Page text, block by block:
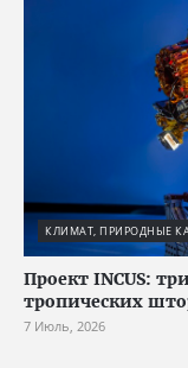
КЛИМАТ, ПРИРОДНЫЕ
Проект INCUS:
тропических
7 Июль, 2026